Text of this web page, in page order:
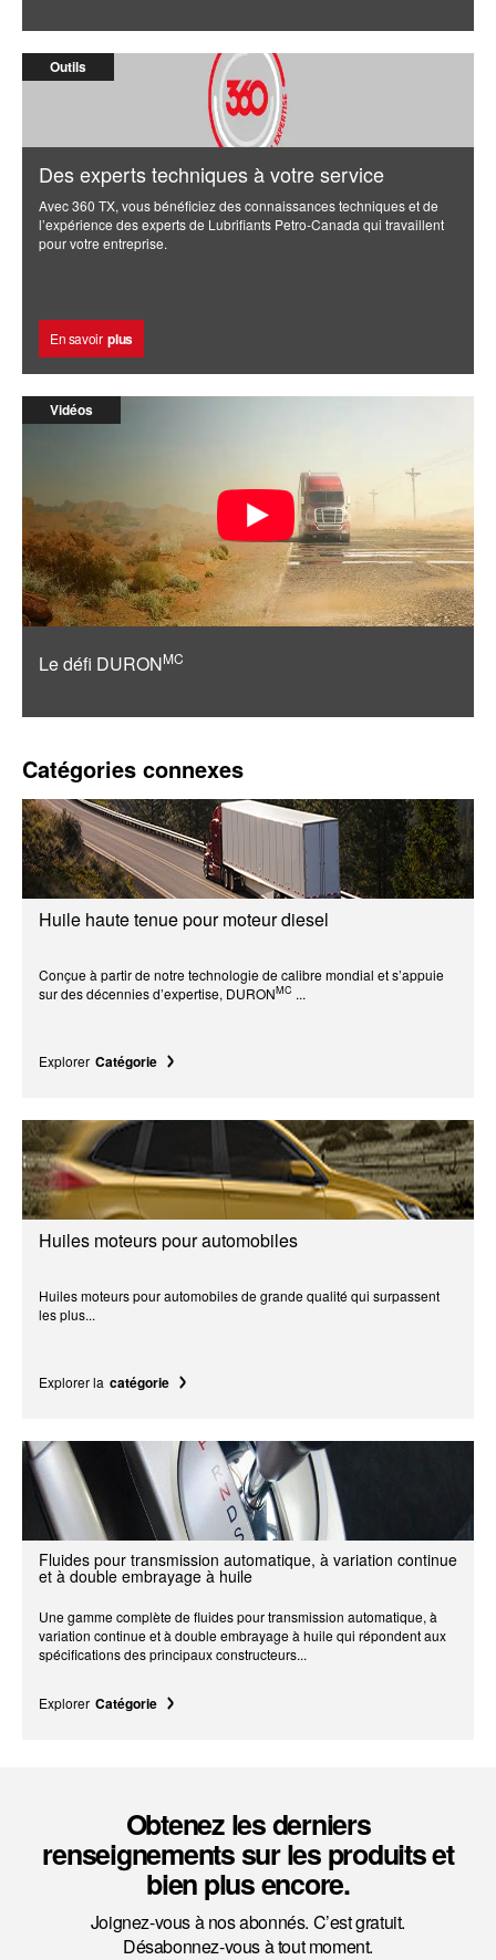
Outils
Des experts techniques à votre service
Avec 360 TX, vous bénéficiez des connaissances techniques et de
l’expérience des experts de Lubrifiants Petro-Canada qui travaillent
pour votre entreprise.
En savoir plus
Vidéos
Le défi DURONMC
Catégories connexes
Huile haute tenue pour moteur diesel
Conçue à partir de notre technologie de calibre mondial et s’appuie
sur des décennies d’expertise, DURONMC ...
Explorer Catégorie
Huiles moteurs pour automobiles
Huiles moteurs pour automobiles de grande qualité qui surpassent
les plus...
Explorer la catégorie
Fluides pour transmission automatique, à variation continue
et à double embrayage à huile
Une gamme complète de fluides pour transmission automatique, à
variation continue et à double embrayage à huile qui répondent aux
spécifications des principaux constructeurs...
Explorer Catégorie
Obtenez les derniers
renseignements sur les produits et
bien plus encore.
Joignez-vous à nos abonnés. C’est gratuit.
Désabonnez-vous à tout moment.